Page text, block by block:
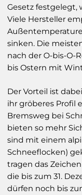
Gesetz
Viele Hersteller
sinken. Die
nach der O-bis-O-
bis Ostern mit
Der Vorteil ist
ihr gröberes Profil
Bremsweg bei
bieten so mehr
sind mit einem
Schneeflocken)
tragen das
die bis zum 31.
dürfen noch bis